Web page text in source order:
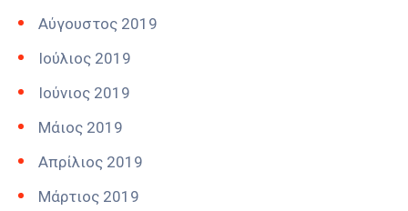
Αύγουστος 2019
Ιούλιος 2019
Ιούνιος 2019
Μάιος 2019
Απρίλιος 2019
Μάρτιος 2019